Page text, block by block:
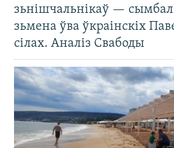
зьнішчальнікаў —
зьмена ўва ўкраінскіх
сілах. Аналіз Свабоды